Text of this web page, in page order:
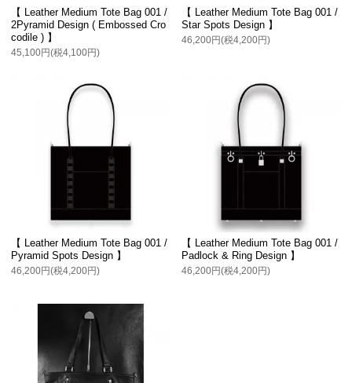
【 Leather Medium Tote Bag 001 /
2Pyramid Design ( Embossed Cro
codile ) 】
45,100円(税4,100円)
【 Leather Medium Tote Bag 001 /
Star Spots Design 】
46,200円(税4,200円)
【 Leather Medium Tote Bag 001 /
Pyramid Spots Design 】
46,200円(税4,200円)
【 Leather Medium Tote Bag 001 /
Padlock & Ring Design 】
46,200円(税4,200円)